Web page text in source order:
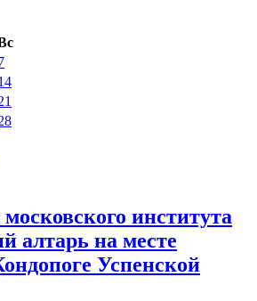
института
алтарь на месте
Успенской